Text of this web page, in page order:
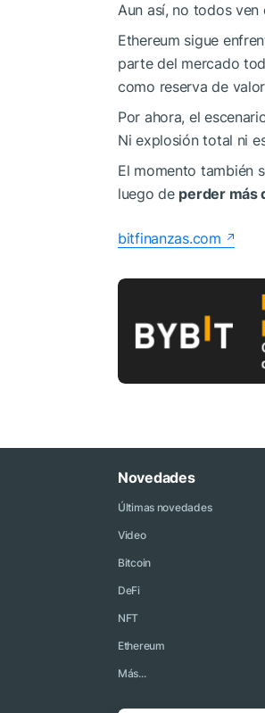
Aun así, no todos ven
Ethereum sigue
parte del mercado
como reserva de
Por ahora, el
Ni explosión total ni
El momento también
luego de perder más
bitfinanzas.com
Novedades
Últimas novedades
Video
Bitcoin
DeFi
NFT
Ethereum
Más...